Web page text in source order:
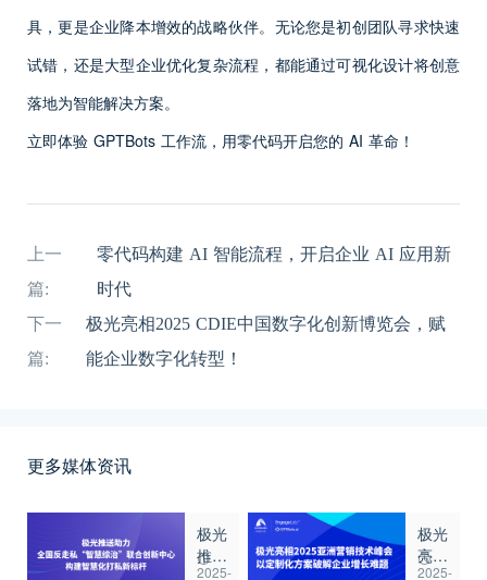
具，更是企业降本增效的战略伙伴。无论您是初创团队寻求快速
试错，还是大型企业优化复杂流程，都能通过可视化设计将创意
落地为智能解决方案。
立即体验 GPTBots 工作流，用零代码开启您的 AI 革命！
上一
篇:
零代码构建 AI 智能流程，开启企业 AI 应用新
时代
下一
篇:
极光亮相2025 CDIE中国数字化创新博览会，赋
能企业数字化转型！
更多媒体资讯
极光
推送
2025-
极光
亮相
2025-